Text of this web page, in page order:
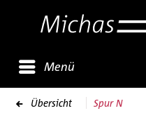
Menü
Übersicht Spur N